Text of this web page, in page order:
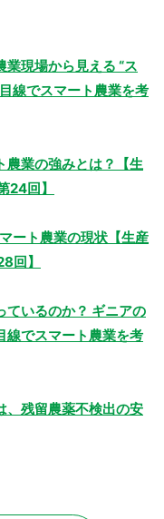
現場から見える “ス
線でスマート農業を考
農業の強みとは？【生
24回】
ート農業の現状【生産
回】
ているのか？ ギニアの
線でスマート農業を考
、残留農薬不検出の安